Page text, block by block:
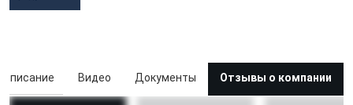
Описание Видео Документы Отзывы о компании